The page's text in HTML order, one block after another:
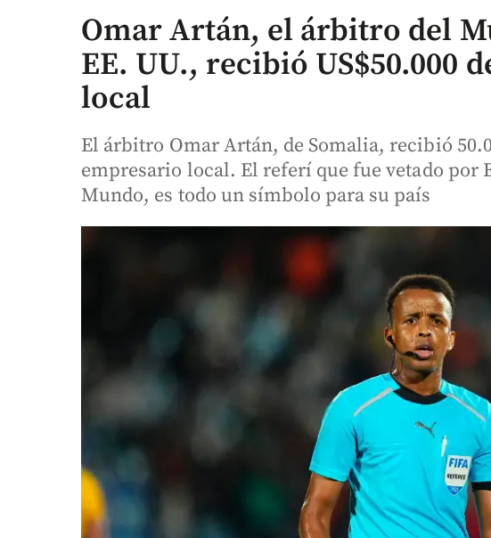
Omar Artán, el árbitro del
EE. UU., recibió US$50.000
local
El árbitro Omar Artán, de Somalia, recibió
empresario local. El referí que fue vetado por
Mundo, es todo un símbolo para su país